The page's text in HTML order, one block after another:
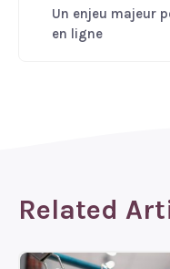
Un enjeu majeur
en ligne
Related